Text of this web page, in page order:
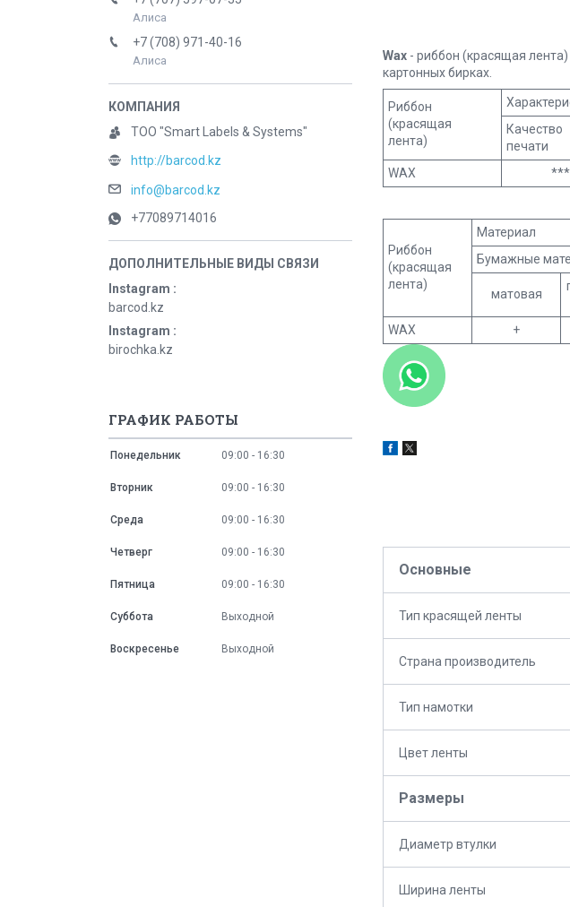
Wax - риббон (красящая
картонных бирках.
Риббон
(красящая
лента)
Качество
печати
WAX ***
Риббон
(красящая
лента)
Материал
Бумажные
матовая
WAX
+
Основные
Тип красящей ленты
Страна производитель
Тип намотки
Цвет ленты
Размеры
Диаметр втулки
Ширина ленты
Алиса
+7 (708) 971-40-16
Алиса
ТОО "Smart Labels & Systems"
http://barcod.kz
info@barcod.kz
+77089714016
Instagram
barcod.kz
Instagram
birochka.kz
ГРАФИК РАБОТЫ
Понедельник 09:00 16:30
Вторник 09:00 16:30
Среда 09:00 16:30
Четверг 09:00 16:30
Пятница 09:00 16:30
Суббота Выходной
Воскресенье Выходной